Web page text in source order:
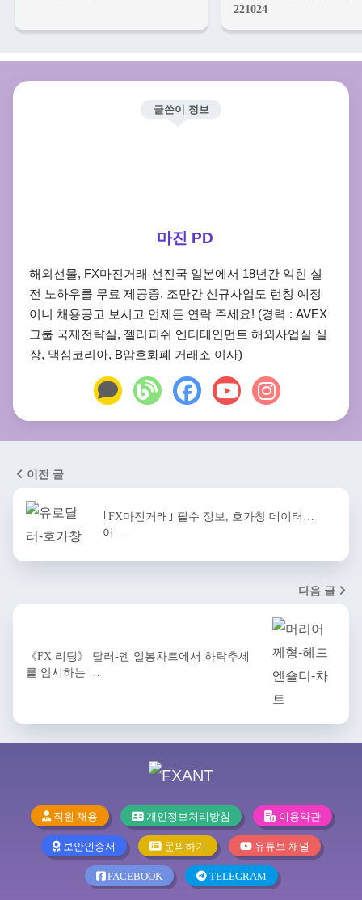
221024
글쓴이 정보
마진 PD
해외선물, FX마진거래 선진국 일본에서 18년간 익힌 실
전 노하우를 무료 제공중. 조만간 신규사업도 런칭 예정
이니 채용공고 보시고 언제든 연락 주세요! (경력 : AVEX
그룹 국제전략실, 젤리피쉬 엔터테인먼트 해외사업실 실
장, 맥심코리아, B암호화폐 거래소 이사)
이전 글
｢FX마진거래｣ 필수 정보, 호가창 데이터…
어…
다음 글
《FX 리딩》 달러-엔 일봉차트에서 하락추세
를 암시하는 …
직원 채용 개인정보처리방침 이용약관
보안인증서 문의하기 유튜브 채널
FACEBOOK TELEGRAM